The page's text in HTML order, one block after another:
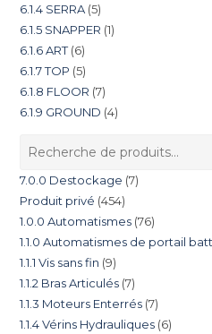
6.1.4 SERRA 5
6.1.5 SNAPPER 1
6.1.6 ART 6
6.1.7 TOP 5
6.1.8 FLOOR 7
6.1.9 GROUND 4
7.0.0 Destockage 7
Produit privé 454
1.0.0 Automatismes 76
1.1.0 Automatismes de portail
1.1.1 Vis sans fin 9
1.1.2 Bras Articulés 7
1.1.3 Moteurs Enterrés 7
1.1.4 Vérins Hydrauliques 6